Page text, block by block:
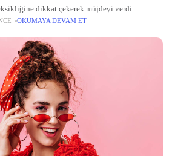
dikkat çekerek müjdeyi verdi.
ÖNCE OKUMAYA DEVAM ET